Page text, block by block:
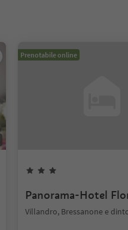
Prenotabile online
Panorama-Hotel
Villandro, Bressanone e